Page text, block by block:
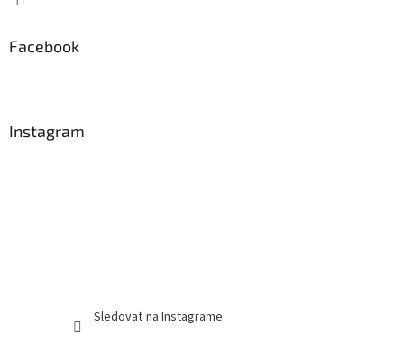
Facebook
Instagram
Sledovať na Instagrame